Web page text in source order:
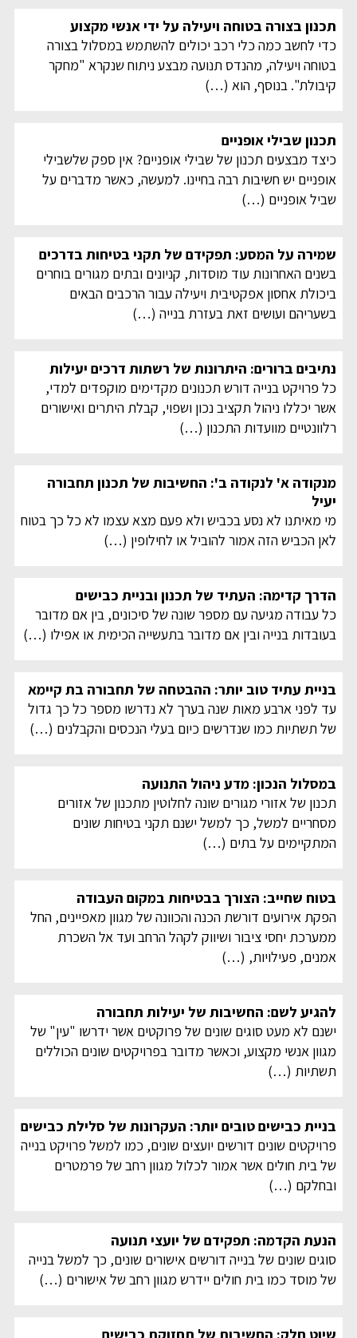
תכנון בצורה בטוחה ויעילה על ידי אנשי מקצוע
כדי לחשב כמה כלי רכב יכולים להשתמש במסלול בצורה
בטוחה ויעילה, מהנדס תנועה מבצע ניתוח שנקרא "מחקר
קיבולת". בנוסף, הוא (…)
תכנון שבילי אופניים
כיצד מבצעים תכנון של שבילי אופניים? אין ספק שלשבילי
אופניים יש חשיבות רבה בחיינו. למעשה, כאשר מדברים על
שביל אופניים (…)
שמירה על המסע: תפקידם של תקני בטיחות בדרכים
בשנים האחרונות עוד מוסדות, קניונים ובתים מגורים בוחרים
ביכולת אחסון אפקטיבית ויעילה עבור הרכבים הבאים
בשעריהם ועושים זאת בעזרת בנייה (…)
נתיבים ברורים: היתרונות של רשתות דרכים יעילות
כל פרויקט בנייה דורש תכנונים מקדימים מוקפדים למדי,
אשר יכללו ניהול תקציב נכון ושפוי, קבלת היתרים ואישורים
רלוונטיים מוועדות התכנון (…)
מנקודה א' לנקודה ב': החשיבות של תכנון תחבורה
יעיל
מי מאיתנו לא נסע בכביש ולא פעם מצא עצמו לא כל כך בטוח
לאן הכביש הזה אמור להוביל או לחילופין (…)
הדרך קדימה: העתיד של תכנון ובניית כבישים
כל עבודה מגיעה עם מספר שונה של סיכונים, בין אם מדובר
בעובדות בנייה ובין אם מדובר בתעשייה הכימית או אפילו (…)
בניית עתיד טוב יותר: ההבטחה של תחבורה בת קיימא
עד לפני ארבע מאות שנה בערך לא נדרשו מספר כל כך גדול
של תשתיות כמו שנדרשים כיום בעלי הנכסים והקבלנים (…)
במסלול הנכון: מדע ניהול התנועה
תכנון של אזורי מגורים שונה לחלוטין מתכנון של אזורים
מסחריים למשל, כך למשל ישנם תקני בטיחות שונים
המתקיימים על בתים (…)
בטוח שחייב: הצורך בבטיחות במקום העבודה
הפקת אירועים דורשת הכנה והכוונה של מגוון מאפיינים, החל
ממערכת יחסי ציבור ושיווק לקהל הרחב ועד אל השכרת
אמנים, פעילויות, (…)
להגיע לשם: החשיבות של יעילות תחבורה
ישנם לא מעט סוגים שונים של פרוקטים אשר ידרשו "עין" של
מגוון אנשי מקצוע, וכאשר מדובר בפרויקטים שונים הכוללים
תשתיות (…)
בניית כבישים טובים יותר: העקרונות של סלילת כבישים
פרויקטים שונים דורשים יועצים שונים, כמו למשל פרויקט בנייה
של בית חולים אשר אמור לכלול מגוון רחב של פרמטרים
ובחלקם (…)
הנעת הקדמה: תפקידם של יועצי תנועה
סוגים שונים של בנייה דורשים אישורים שונים, כך למשל בנייה
של מוסד כמו בית חולים יידרש מגוון רחב של אישורים (…)
שיוט חלק: החשיבות של תחזוקת כבישים